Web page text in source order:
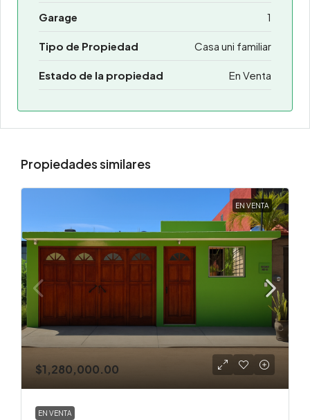
Garage 1
Tipo de Propiedad Casa uni familiar
Estado de la propiedad En Venta
Propiedades similares
EN VENTA
$1,280,000.00
EN VENTA